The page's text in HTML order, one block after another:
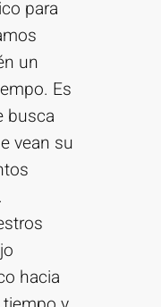
para
un
Es
busca
vean su
hacia